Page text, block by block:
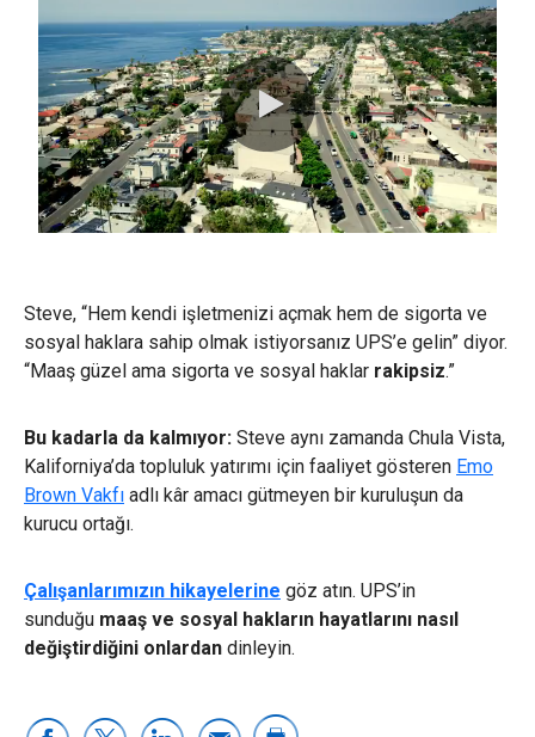
0:00 / 1:02
Steve, “Hem kendi işletmenizi açmak hem de sigorta ve
sosyal haklara sahip olmak istiyorsanız UPS’e gelin” diyor.
“Maaş güzel ama sigorta ve sosyal haklar rakipsiz.”
Bu kadarla da kalmıyor: Steve aynı zamanda Chula Vista,
Kaliforniya’da topluluk yatırımı için faaliyet gösteren Emo
Brown Vakfı adlı kâr amacı gütmeyen bir kuruluşun da
kurucu ortağı.
Çalışanlarımızın hikayelerine göz atın. UPS’in
sunduğu maaş ve sosyal hakların hayatlarını nasıl
değiştirdiğini onlardan dinleyin.